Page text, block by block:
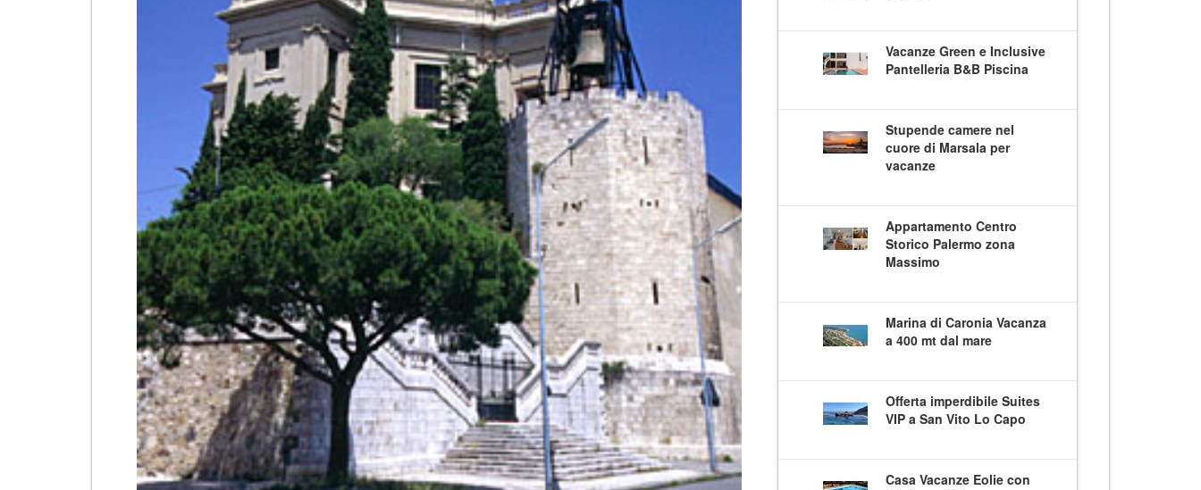
Vacanze Green e Inclusive
Pantelleria B&B Piscina
Stupende camere nel
cuore di Marsala per
vacanze
Appartamento Centro
Storico Palermo zona
Massimo
Marina di Caronia Vacanza
a 400 mt dal mare
Offerta imperdibile Suites
VIP a San Vito Lo Capo
Casa Vacanze Eolie con